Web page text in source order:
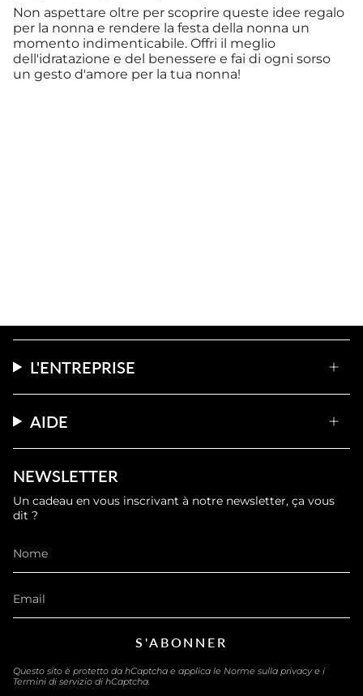
Non aspettare oltre per scoprire queste idee regalo
per la nonna e rendere la festa della nonna un
momento indimenticabile. Offri il meglio
dell'idratazione e del benessere e fai di ogni sorso
un gesto d'amore per la tua nonna!
L'ENTREPRISE
AIDE
NEWSLETTER
Un cadeau en vous inscrivant à notre newsletter, ça vous
dit ?
S'ABONNER
Questo sito è protetto da hCaptcha e applica le Norme sulla privacye i
Termini di servizio di hCaptcha.